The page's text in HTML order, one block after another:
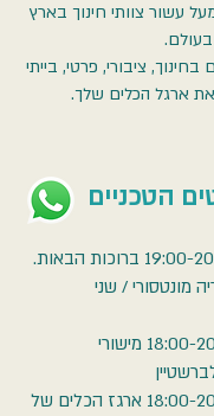
עשור צוותי חינוך בארץ
ציבורי, פרטי, בייתי
את ארגל הכלים שלך.
הטכניים
יום ד' 07/09/22 19:00-20:00 ברוכות הבאות.
מונטסורי / שני
יום ד' 14/09/22 18:00-20:00 מישורי
יום ד' 21/09/22 18:00-20:00 ארגז הכלים של